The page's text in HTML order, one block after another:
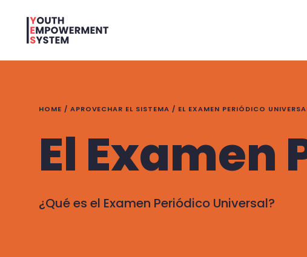
HOME / APROVECHAR EL SISTEMA / EL EXAMEN PERIÓDICO
El Examen
¿Qué es el Examen Periódico Universal?